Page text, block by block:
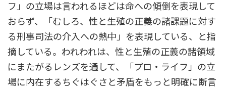
フ」の立場は言われるほどは命への傾倒を表現して
おらず、「むしろ、性と生殖の正義の諸課題に対す
る刑事司法の介入への熱中」を表現している、と指
摘している。われわれは、性と生殖の正義の諸領域
にまたがるレンズを通して、「プロ・ライフ」の立
場に内在するちぐはぐさと矛盾をもっと明確に断言